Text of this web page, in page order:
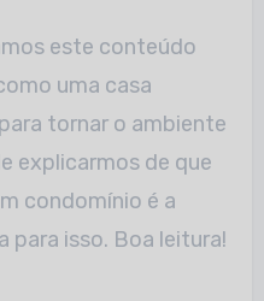
este conteúdo
uma casa
tornar o ambiente
explicarmos de que
condomínio é a
para isso. Boa leitura!